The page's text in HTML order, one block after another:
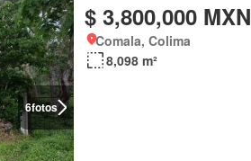
6fotos
$ 3,800,000 MXN
Comala, Colima
8,098 m²